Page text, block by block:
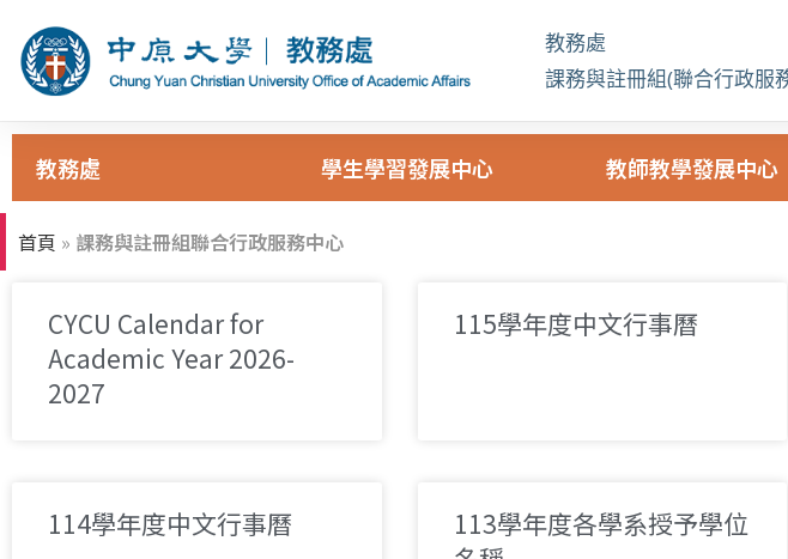
教務處
課務與註冊組(聯合行政服
教務處 學生學習發展中心 教師教學發展
首頁 » 課務與註冊組聯合行政服務中心
CYCU Calendar for
Academic Year 2026-
2027
115學年度中文行事曆
114學年度中文行事曆
113學年度各學系授予學位